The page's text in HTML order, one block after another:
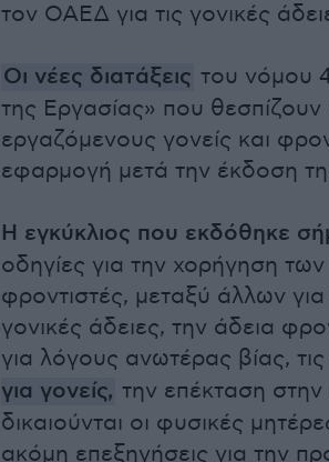
τον ΟΑΕΔ για τις γονικές
Οι νέες διατάξεις του νόμου
της Εργασίας» που θεσπίζουν
εργαζόμενους γονείς και
εφαρμογή μετά την έκδοση
Η εγκύκλιος που εκδόθηκε
οδηγίες για την χορήγηση
φροντιστές, μεταξύ άλλων
γονικές άδειες, την άδεια
για λόγους ανωτέρας βίας, τις
για γονείς, την επέκταση
δικαιούνται οι φυσικές
ακόμη επεξηγήσεις για την